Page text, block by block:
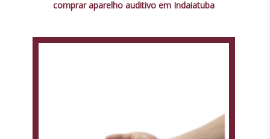
comprar aparelho auditivo em Indaiatuba